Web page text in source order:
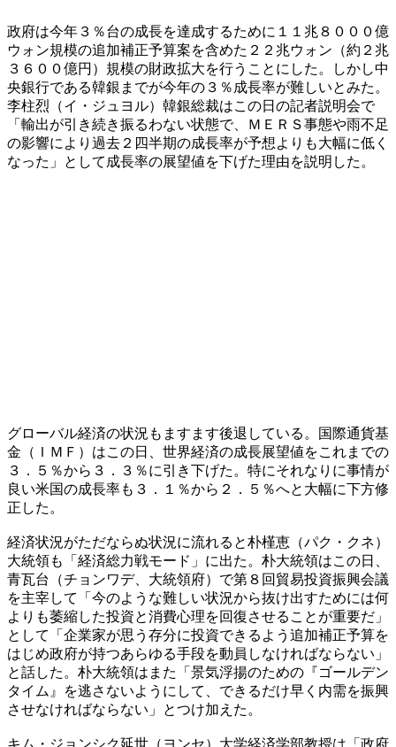
政府は今年３％台の成長を達成するために１１兆８０００億
ウォン規模の追加補正予算案を含めた２２兆ウォン（約２兆
３６００億円）規模の財政拡大を行うことにした。しかし中
央銀行である韓銀までが今年の３％成長率が難しいとみた。
李柱烈（イ・ジュヨル）韓銀総裁はこの日の記者説明会で
「輸出が引き続き振るわない状態で、ＭＥＲＳ事態や雨不足
の影響により過去２四半期の成長率が予想よりも大幅に低く
なった」として成長率の展望値を下げた理由を説明した。
グローバル経済の状況もますます後退している。国際通貨基
金（ＩＭＦ）はこの日、世界経済の成長展望値をこれまでの
３．５％から３．３％に引き下げた。特にそれなりに事情が
良い米国の成長率も３．１％から２．５％へと大幅に下方修
正した。
経済状況がただならぬ状況に流れると朴槿恵（パク・クネ）
大統領も「経済総力戦モード」に出た。朴大統領はこの日、
青瓦台（チョンワデ、大統領府）で第８回貿易投資振興会議
を主宰して「今のような難しい状況から抜け出すためには何
よりも萎縮した投資と消費心理を回復させることが重要だ」
として「企業家が思う存分に投資できるよう追加補正予算を
はじめ政府が持つあらゆる手段を動員しなければならない」
と話した。朴大統領はまた「景気浮揚のための『ゴールデン
タイム』を逃さないようにして、できるだけ早く内需を振興
させなければならない」とつけ加えた。
キム・ジョンシク延世（ヨンセ）大学経済学部教授は「政府